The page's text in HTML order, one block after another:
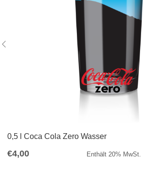
0,5 l Coca Cola Zero Wasser
€4,00 Enthält 20% MwSt.